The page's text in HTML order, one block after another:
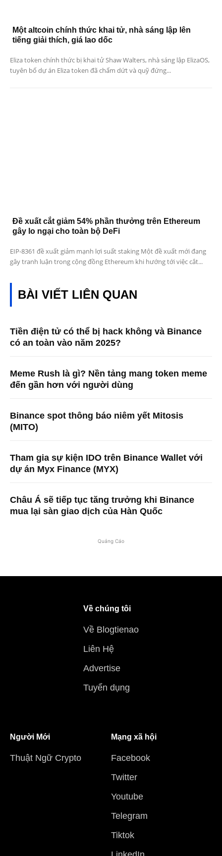
Một altcoin chính thức khai tử, nhà sáng lập lên
tiếng giải thích, giá lao dốc
Eliza token chính thức bị khai tử Shaw Walters, nhà sáng lập ElizaOS,
tuyên bố dự án Eliza token đã chấm dứt và quỹ đứng...
Đề xuất cắt giảm 54% phần thưởng trên Ethereum
gây lo ngại cho toàn bộ DeFi
EIP-8361 đề xuất giảm mạnh lợi suất staking Một đề xuất mới đang
gây tranh luận trong cộng đồng Ethereum khi hướng tới việc cắt...
BÀI VIẾT LIÊN QUAN
Tiền điện tử có thể bị hack không và Binance
có an toàn vào năm 2025?
Meme Rush là gì? Nền tảng mang token meme
đến gần hơn với người dùng
Binance spot thông báo niêm yết Mitosis
(MITO)
Tham gia sự kiện IDO trên Binance Wallet với
dự án Myx Finance (MYX)
Châu Á sẽ tiếp tục tăng trưởng khi Binance
mua lại sàn giao dịch của Hàn Quốc
Quảng Cáo
Về chúng tôi
Về Blogtienao
Liên Hệ
Advertise
Tuyển dụng
Người Mới
Thuật Ngữ Crypto
Mạng xã hội
Facebook
Twitter
Youtube
Telegram
Tiktok